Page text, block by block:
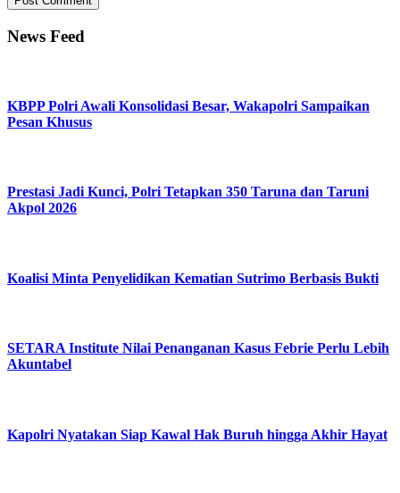
News Feed
KBPP Polri Awali Konsolidasi Besar, Wakapolri Sampaikan
Pesan Khusus
Prestasi Jadi Kunci, Polri Tetapkan 350 Taruna dan Taruni
Akpol 2026
Koalisi Minta Penyelidikan Kematian Sutrimo Berbasis Bukti
SETARA Institute Nilai Penanganan Kasus Febrie Perlu Lebih
Akuntabel
Kapolri Nyatakan Siap Kawal Hak Buruh hingga Akhir Hayat